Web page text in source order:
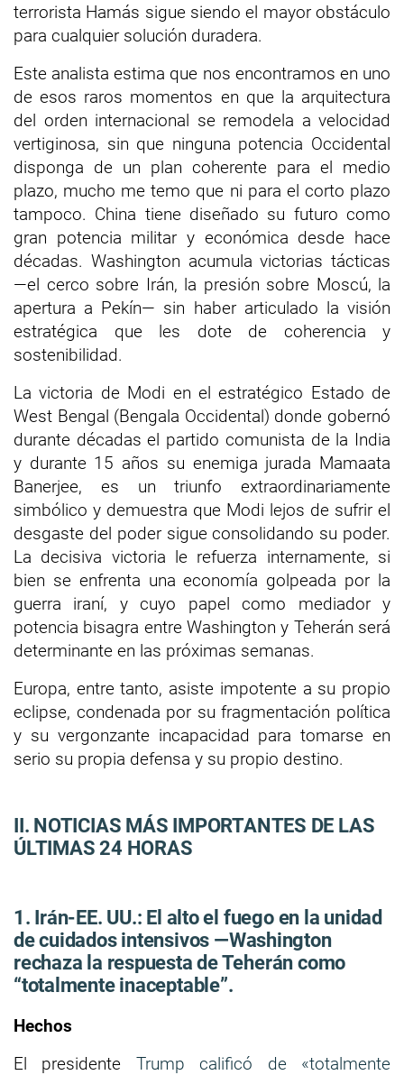
terrorista Hamás sigue siendo el mayor obstáculo
para cualquier solución duradera.
Este analista estima que nos encontramos en uno
de esos raros momentos en que la arquitectura
del orden internacional se remodela a velocidad
vertiginosa, sin que ninguna potencia Occidental
disponga de un plan coherente para el medio
plazo, mucho me temo que ni para el corto plazo
tampoco. China tiene diseñado su futuro como
gran potencia militar y económica desde hace
décadas. Washington acumula victorias tácticas
—el cerco sobre Irán, la presión sobre Moscú, la
apertura a Pekín— sin haber articulado la visión
estratégica que les dote de coherencia y
sostenibilidad.
La victoria de Modi en el estratégico Estado de
West Bengal (Bengala Occidental) donde gobernó
durante décadas el partido comunista de la India
y durante 15 años su enemiga jurada Mamaata
Banerjee, es un triunfo extraordinariamente
simbólico y demuestra que Modi lejos de sufrir el
desgaste del poder sigue consolidando su poder.
La decisiva victoria le refuerza internamente, si
bien se enfrenta una economía golpeada por la
guerra iraní, y cuyo papel como mediador y
potencia bisagra entre Washington y Teherán será
determinante en las próximas semanas.
Europa, entre tanto, asiste impotente a su propio
eclipse, condenada por su fragmentación política
y su vergonzante incapacidad para tomarse en
serio su propia defensa y su propio destino.
II. NOTICIAS MÁS IMPORTANTES DE LAS
ÚLTIMAS 24 HORAS
1. Irán-EE. UU.: El alto el fuego en la unidad
de cuidados intensivos —Washington
rechaza la respuesta de Teherán como
“totalmente inaceptable”.
Hechos
El presidente Trump calificó de «totalmente